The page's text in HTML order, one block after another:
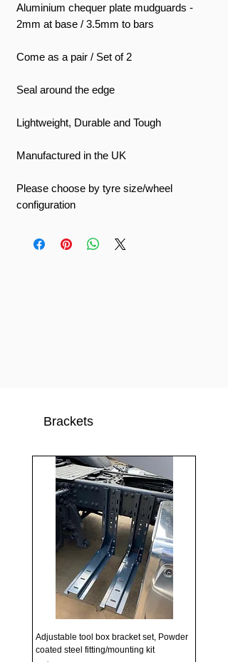
Aluminium chequer plate mudguards -
2mm at base / 3.5mm to bars
Come as a pair / Set of 2
Seal around the edge
Lightweight, Durable and Tough
Manufactured in the UK
Please choose by tyre size/wheel
configuration
Brackets
Adjustable tool box bracket set, Powder
coated steel fitting/mounting kit